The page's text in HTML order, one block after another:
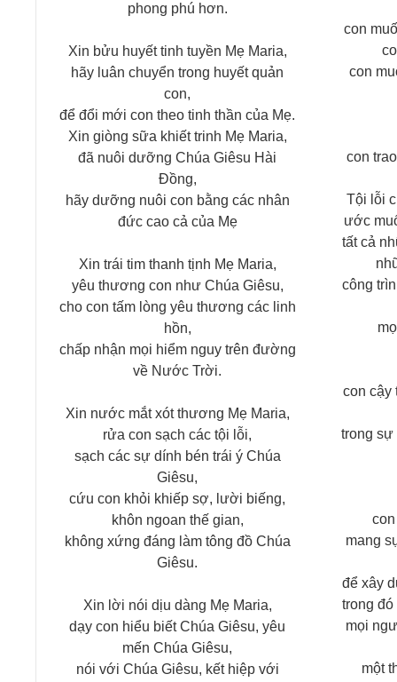
phong phú hơn.
Xin bửu huyết tinh tuyền Mẹ Maria,
hãy luân chuyển trong huyết quản
con,
để đổi mới con theo tinh thần của Mẹ.
Xin giòng sữa khiết trinh Mẹ Maria,
đã nuôi dưỡng Chúa Giêsu Hài
Đồng,
hãy dưỡng nuôi con bằng các nhân
đức cao cả của Mẹ
Xin trái tim thanh tịnh Mẹ Maria,
yêu thương con như Chúa Giêsu,
cho con tấm lòng yêu thương các linh
hồn,
chấp nhận mọi hiểm nguy trên đường
về Nước Trời.
Xin nước mắt xót thương Mẹ Maria,
rửa con sạch các tội lỗi,
sạch các sự dính bén trái ý Chúa
Giêsu,
cứu con khỏi khiếp sợ, lười biếng,
khôn ngoan thế gian,
không xứng đáng làm tông đồ Chúa
Giêsu.
Xin lời nói dịu dàng Mẹ Maria,
dạy con hiểu biết Chúa Giêsu, yêu
mến Chúa Giêsu,
nói với Chúa Giêsu, kết hiệp với
con
con
con
Tội lỗi
ước
tất cả
công
con cậy
trong sự
mang
để xây
trong
mọi
một